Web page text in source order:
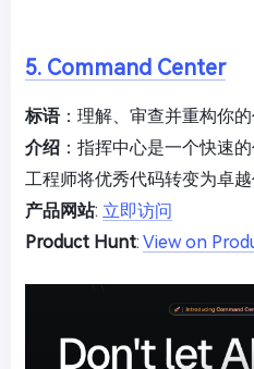
5. Command Center
标语：理解、审查并重构你的
介绍 ：指挥中心是一个快速
工程师将优秀代码转变为卓越
产品网站: 立即访问
Product Hunt: View on